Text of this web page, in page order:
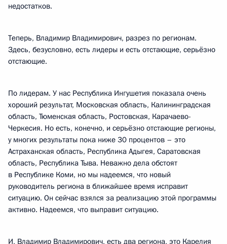
недостатков.
Теперь, Владимир Владимирович, разрез по регионам.
Здесь, безусловно, есть лидеры и есть отстающие, серьёзно
отстающие.
По лидерам. У нас Республика Ингушетия показала очень
хороший результат, Московская область, Калининградская
область, Тюменская область, Ростовская, Карачаево-
Черкесия. Но есть, конечно, и серьёзно отстающие регионы,
у многих результаты пока ниже 30 процентов – это
Астраханская область, Республика Адыгея, Саратовская
область, Республика Тыва. Неважно дела обстоят
в Республике Коми, но мы надеемся, что новый
руководитель региона в ближайшее время исправит
ситуацию. Он сейчас взялся за реализацию этой программы
активно. Надеемся, что выправит ситуацию.
И, Владимир Владимирович, есть два региона, это Карелия